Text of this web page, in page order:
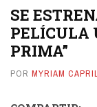
SE
PELÍCULA
PRIMA”
POR MYRIAM